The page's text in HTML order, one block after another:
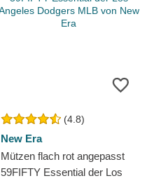
(4.8)
New Era
Mützen flach rot angepasst
59FIFTY Essential der Los